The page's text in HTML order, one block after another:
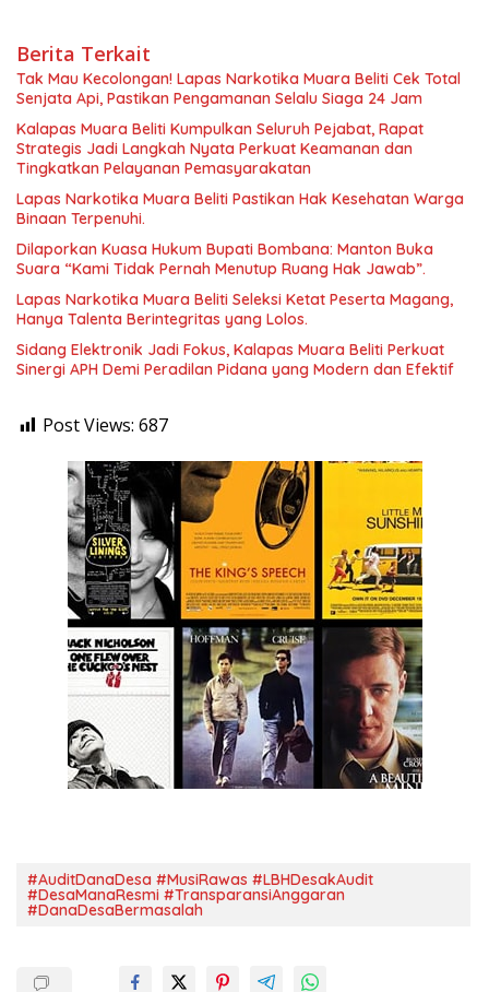
Berita Terkait
Tak Mau Kecolongan! Lapas Narkotika Muara Beliti Cek Total
Senjata Api, Pastikan Pengamanan Selalu Siaga 24 Jam
Kalapas Muara Beliti Kumpulkan Seluruh Pejabat, Rapat
Strategis Jadi Langkah Nyata Perkuat Keamanan dan
Tingkatkan Pelayanan Pemasyarakatan
Lapas Narkotika Muara Beliti Pastikan Hak Kesehatan Warga
Binaan Terpenuhi.
Dilaporkan Kuasa Hukum Bupati Bombana: Manton Buka
Suara “Kami Tidak Pernah Menutup Ruang Hak Jawab”.
Lapas Narkotika Muara Beliti Seleksi Ketat Peserta Magang,
Hanya Talenta Berintegritas yang Lolos.
Sidang Elektronik Jadi Fokus, Kalapas Muara Beliti Perkuat
Sinergi APH Demi Peradilan Pidana yang Modern dan Efektif
Post Views: 687
#AuditDanaDesa #MusiRawas #LBHDesakAudit
#DesaManaResmi #TransparansiAnggaran
#DanaDesaBermasalah